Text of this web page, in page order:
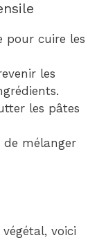
pour cuire les
les
les pâtes
de mélanger
voici